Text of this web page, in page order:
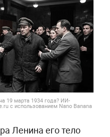
19 марта 1934 года? ИИ-
с использованием Nano Banana
Ленина его тело